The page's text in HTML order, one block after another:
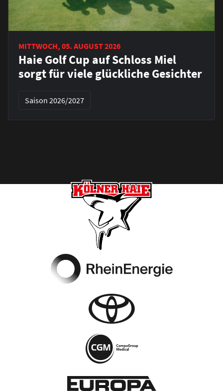
MITTWOCH, 05. AUGUST 2026
Haie Golf Cup auf Schloss Miel
sorgt für viele glückliche Gesichter
Saison 2026/2027